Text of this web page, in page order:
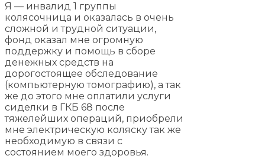
Я — инвалид 1 группы
колясочница и оказалась в очень
сложной и трудной ситуации,
фонд оказал мне огромную
поддержку и помощь в сборе
денежных средств на
дорогостоящее обследование
(компьютерную томографию), а так
же до этого мне оплатили услуги
сиделки в ГКБ 68 после
тяжелейших операций, приобрели
мне электрическую коляску так же
необходимую в связи с
состоянием моего здоровья.